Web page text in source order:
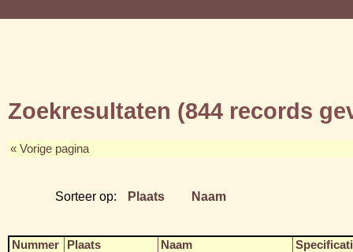
Zoekresultaten (844 records
« Vorige pagina
Sorteer op: Plaats Naam
Nummer Plaats Naam